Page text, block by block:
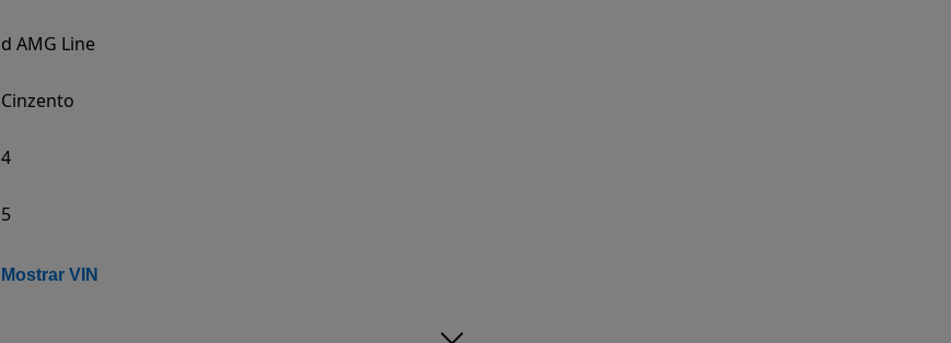
d AMG Line
Cinzento
4
5
Mostrar VIN